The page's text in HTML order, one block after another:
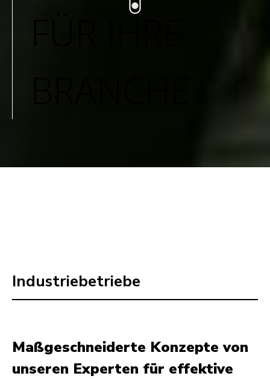
Industriebetriebe
Maßgeschneiderte Konzepte von
unseren Experten für effektive